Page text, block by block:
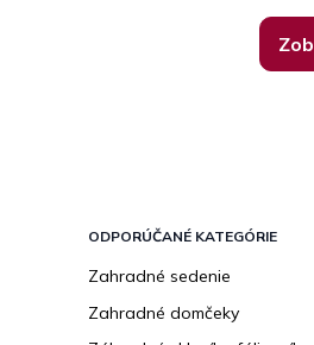
ODPORÚČANÉ KATEGÓRIE
Zahradné sedenie
Zahradné domčeky